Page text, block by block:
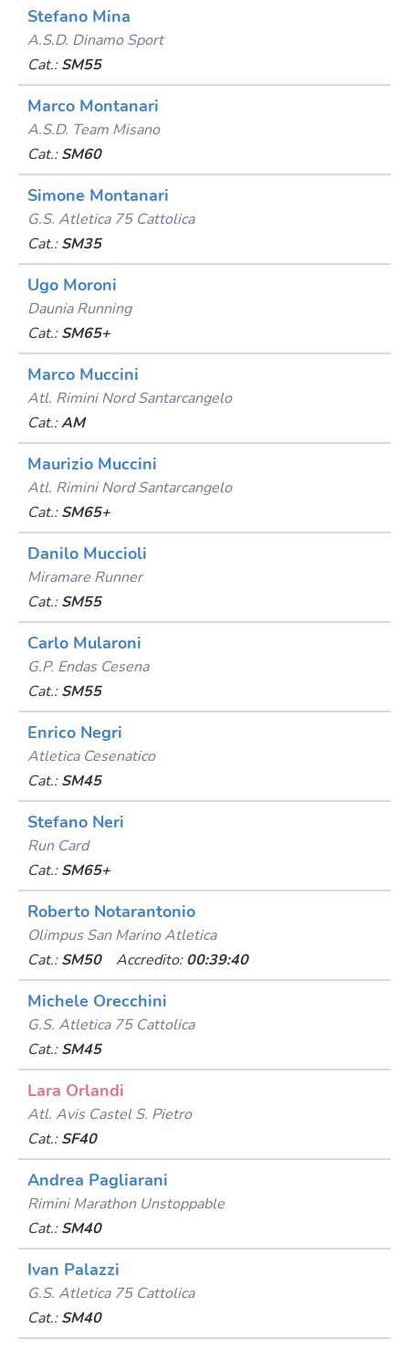
Stefano Mina
A.s.d. Dinamo Sport
Cat.: SM55
Marco Montanari
A.s.d. Team Misano
Cat.: SM60
Simone Montanari
G.s. Atletica 75 Cattolica
Cat.: SM35
Ugo Moroni
Daunia Running
Cat.: SM65+
Marco Muccini
Atl. Rimini Nord Santarcangelo
Cat.:AM
Maurizio Muccini
Atl. Rimini Nord Santarcangelo
Cat.: SM65+
Danilo Muccioli
Miramare Runner
Cat.: SM55
Carlo Mularoni
G.p. Endas Cesena
Cat.: SM55
Enrico Negri
Atletica Cesenatico
Cat.: SM45
Stefano Neri
Run Card
Cat.: SM65+
Roberto Notarantonio
Olimpus San Marino Atletica
Cat.: SM50 Accredito: 00:39:40
Michele Orecchini
G.s. Atletica 75 Cattolica
Cat.: SM45
Lara Orlandi
Atl. Avis Castel S. Pietro
Cat.: SF40
Andrea Pagliarani
Rimini Marathon Unstoppable
Cat.: SM40
Ivan Palazzi
G.s. Atletica 75 Cattolica
Cat.: SM40